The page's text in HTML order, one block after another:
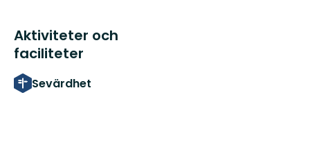
Aktiviteter och
faciliteter
Sevärdhet